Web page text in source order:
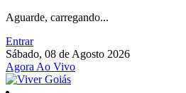
Aguarde, carregando...
Entrar
Sábado, 08 de Agosto 2026
Agora Ao Vivo